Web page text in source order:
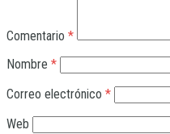
Comentario *
Nombre *
Correo electrónico *
Web